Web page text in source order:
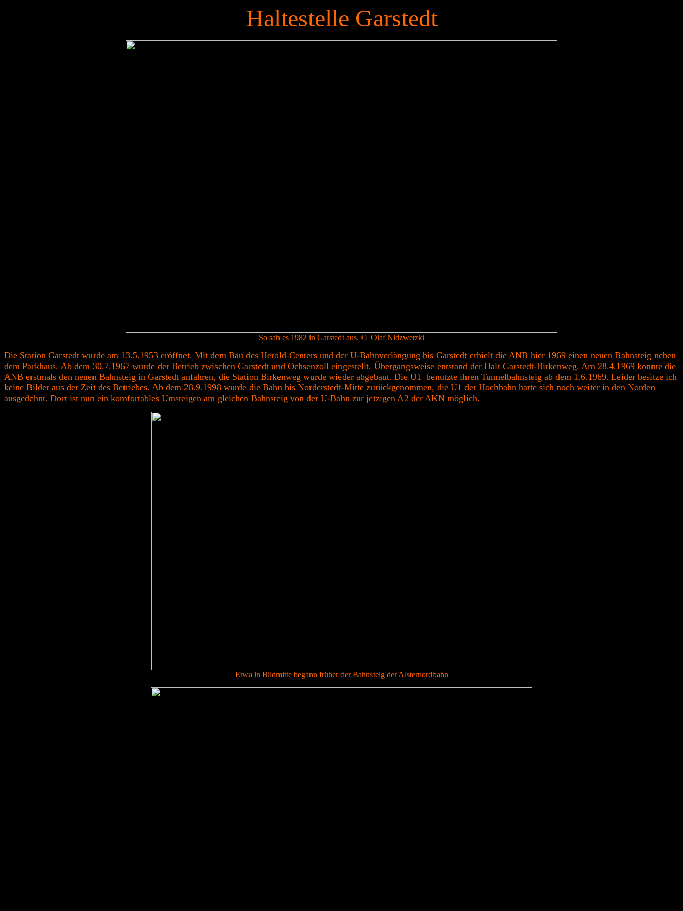
Haltestelle Garstedt
So sah es 1982 in Garstedt aus. © Olaf Nidzwetzki
Die Station Garstedt wurde am 13.5.1953 eröffnet. Mit dem Bau des Herold-Centers und der U-Bahnverlängung bis Garstedt erhielt die ANB hier 1969 einen neuen Bahnsteig neben
dem Parkhaus. Ab dem 30.7.1967 wurde der Betrieb zwischen Garstedt und Ochsenzoll eingestellt. Übergangsweise entstand der Halt Garstedt-Birkenweg. Am 28.4.1969 konnte die
ANB erstmals den neuen Bahnsteig in Garstedt anfahren, die Station Birkenweg wurde wieder abgebaut. Die U1 benutzte ihren Tunnelbahnsteig ab dem 1.6.1969. Leider besitze ich
keine Bilder aus der Zeit des Betriebes. Ab dem 28.9.1998 wurde die Bahn bis Norderstedt-Mitte zurückgenommen, die U1 der Hochbahn hatte sich noch weiter in den Norden
ausgedehnt. Dort ist nun ein komfortables Umsteigen am gleichen Bahnsteig von der U-Bahn zur jetzigen A2 der AKN möglich.
Etwa in Bildmitte begann früher der Bahnsteig der Alsternordbahn